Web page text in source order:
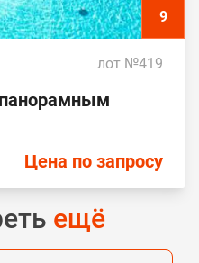
9
лот №419
Цена по запросу
ещё